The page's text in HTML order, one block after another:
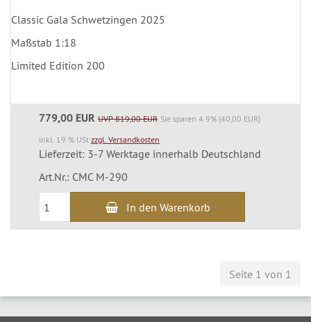
Classic Gala Schwetzingen 2025
Maßstab 1:18
Limited Edition 200
779,00 EUR UVP 819,00 EUR Sie sparen 4.9% (40,00 EUR)
inkl. 19 % USt zzgl. Versandkosten
Lieferzeit: 3-7 Werktage innerhalb Deutschland
Art.Nr.: CMC M-290
In den Warenkorb
Seite 1 von 1